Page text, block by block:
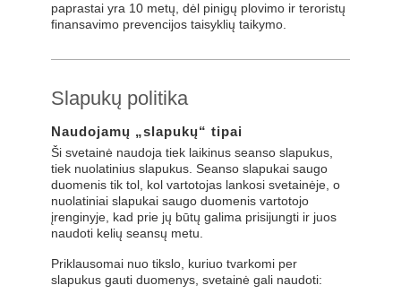
paprastai yra 10 metų, dėl pinigų plovimo ir teroristų
finansavimo prevencijos taisyklių taikymo.
Slapukų politika
Naudojamų „slapukų“ tipai
Ši svetainė naudoja tiek laikinus seanso slapukus,
tiek nuolatinius slapukus. Seanso slapukai saugo
duomenis tik tol, kol vartotojas lankosi svetainėje, o
nuolatiniai slapukai saugo duomenis vartotojo
įrenginyje, kad prie jų būtų galima prisijungti ir juos
naudoti kelių seansų metu.
Priklausomai nuo tikslo, kuriuo tvarkomi per
slapukus gauti duomenys, svetainė gali naudoti: